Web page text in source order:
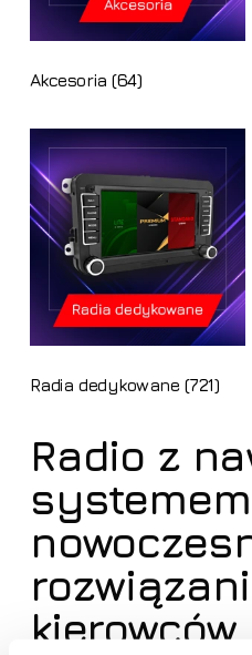
Akcesoria(64)
Radia dedykowane (721)
Radio z
kierowców